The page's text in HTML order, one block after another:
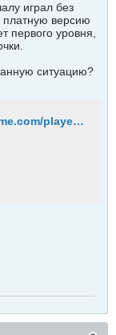
играл без
платную версию
первого уровня,
ситуацию?
https://se7enkills.gameme.com/playerinfo/2023572